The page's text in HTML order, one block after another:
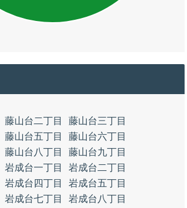
藤山台二丁目
藤山台三丁目
藤山台五丁目
藤山台六丁目
藤山台八丁目
藤山台九丁目
岩成台一丁目
岩成台二丁目
岩成台四丁目
岩成台五丁目
岩成台七丁目
岩成台八丁目